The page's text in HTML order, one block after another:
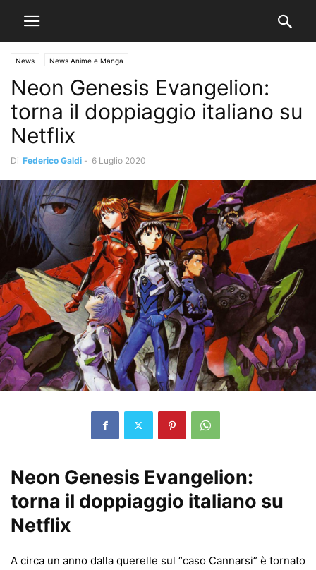
News News Anime e Manga
Neon Genesis Evangelion:
torna il doppiaggio italiano su
Netflix
Di Federico Galdi - 6 Luglio 2020
Neon Genesis Evangelion:
torna il doppiaggio italiano su
Netflix
A circa un anno dalla querelle sul “caso Cannarsi” è tornato